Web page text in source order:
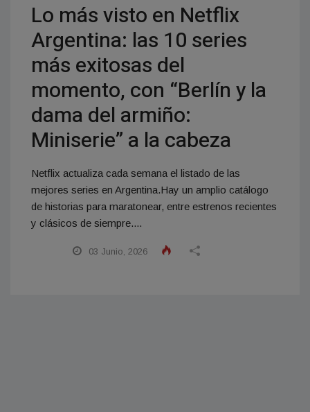
Lo más visto en Netflix
Argentina: las 10 series
más exitosas del
momento, con “Berlín y la
dama del armiño:
Miniserie” a la cabeza
Netflix actualiza cada semana el listado de las
mejores series en Argentina.Hay un amplio catálogo
de historias para maratonear, entre estrenos recientes
y clásicos de siempre....
03 Junio, 2026